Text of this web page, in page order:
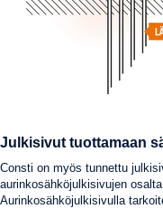
Julkisivut tuottamaan
Consti on myös tunnettu
aurinkosähköjulkisivujen
Aurinkosähköjulkisivulla